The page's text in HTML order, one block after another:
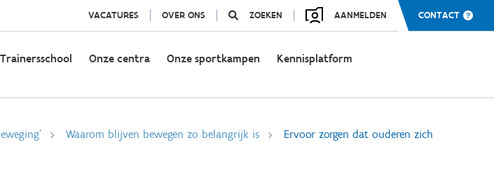
VACATURES OVER ONS ZOEKEN AANMELDEN CONTACT
Onze centra Onze sportkampen Kennisplatform
Waarom blijven bewegen zo belangrijk is
Ervoor zorgen dat ouderen zich